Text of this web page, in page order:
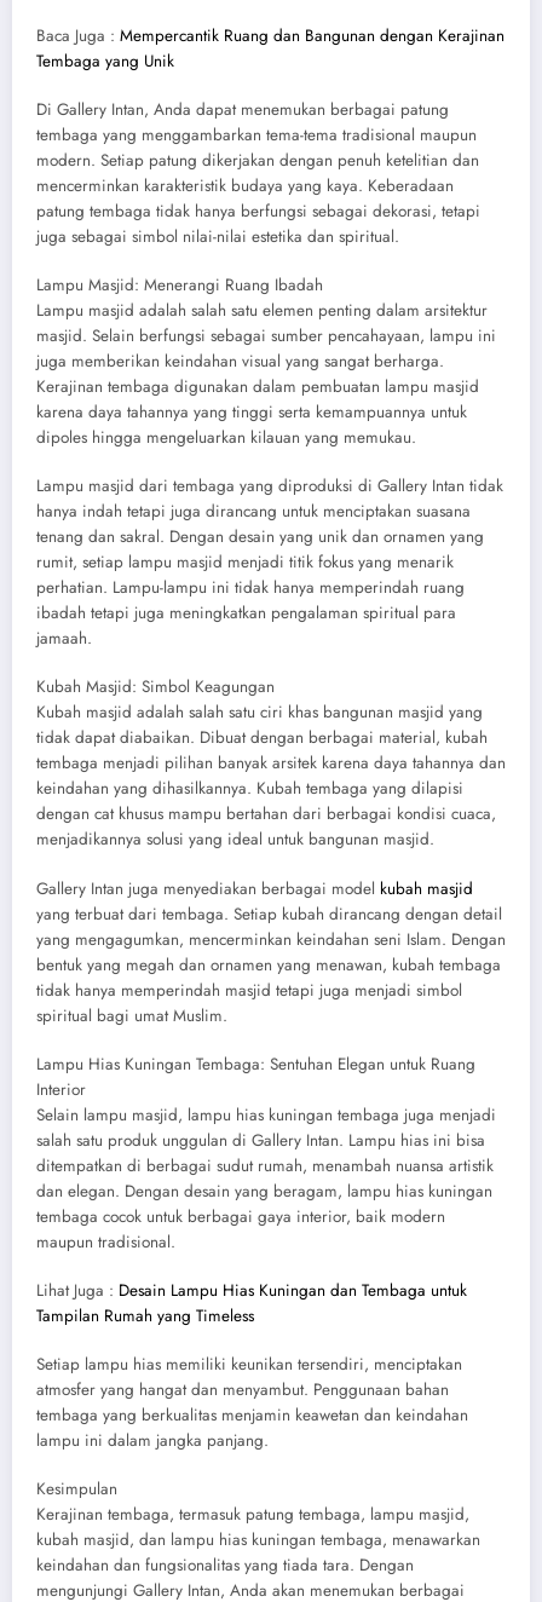
Baca Juga : Mempercantik Ruang dan Bangunan dengan Kerajinan
Tembaga yang Unik
Di Gallery Intan, Anda dapat menemukan berbagai patung
tembaga yang menggambarkan tema-tema tradisional maupun
modern. Setiap patung dikerjakan dengan penuh ketelitian dan
mencerminkan karakteristik budaya yang kaya. Keberadaan
patung tembaga tidak hanya berfungsi sebagai dekorasi, tetapi
juga sebagai simbol nilai-nilai estetika dan spiritual.
Lampu Masjid: Menerangi Ruang Ibadah
Lampu masjid adalah salah satu elemen penting dalam arsitektur
masjid. Selain berfungsi sebagai sumber pencahayaan, lampu ini
juga memberikan keindahan visual yang sangat berharga.
Kerajinan tembaga digunakan dalam pembuatan lampu masjid
karena daya tahannya yang tinggi serta kemampuannya untuk
dipoles hingga mengeluarkan kilauan yang memukau.
Lampu masjid dari tembaga yang diproduksi di Gallery Intan tidak
hanya indah tetapi juga dirancang untuk menciptakan suasana
tenang dan sakral. Dengan desain yang unik dan ornamen yang
rumit, setiap lampu masjid menjadi titik fokus yang menarik
perhatian. Lampu-lampu ini tidak hanya memperindah ruang
ibadah tetapi juga meningkatkan pengalaman spiritual para
jamaah.
Kubah Masjid: Simbol Keagungan
Kubah masjid adalah salah satu ciri khas bangunan masjid yang
tidak dapat diabaikan. Dibuat dengan berbagai material, kubah
tembaga menjadi pilihan banyak arsitek karena daya tahannya dan
keindahan yang dihasilkannya. Kubah tembaga yang dilapisi
dengan cat khusus mampu bertahan dari berbagai kondisi cuaca,
menjadikannya solusi yang ideal untuk bangunan masjid.
Gallery Intan juga menyediakan berbagai model kubah masjid
yang terbuat dari tembaga. Setiap kubah dirancang dengan detail
yang mengagumkan, mencerminkan keindahan seni Islam. Dengan
bentuk yang megah dan ornamen yang menawan, kubah tembaga
tidak hanya memperindah masjid tetapi juga menjadi simbol
spiritual bagi umat Muslim.
Lampu Hias Kuningan Tembaga: Sentuhan Elegan untuk Ruang
Interior
Selain lampu masjid, lampu hias kuningan tembaga juga menjadi
salah satu produk unggulan di Gallery Intan. Lampu hias ini bisa
ditempatkan di berbagai sudut rumah, menambah nuansa artistik
dan elegan. Dengan desain yang beragam, lampu hias kuningan
tembaga cocok untuk berbagai gaya interior, baik modern
maupun tradisional.
Lihat Juga : Desain Lampu Hias Kuningan dan Tembaga untuk
Tampilan Rumah yang Timeless
Setiap lampu hias memiliki keunikan tersendiri, menciptakan
atmosfer yang hangat dan menyambut. Penggunaan bahan
tembaga yang berkualitas menjamin keawetan dan keindahan
lampu ini dalam jangka panjang.
Kesimpulan
Kerajinan tembaga, termasuk patung tembaga, lampu masjid,
kubah masjid, dan lampu hias kuningan tembaga, menawarkan
keindahan dan fungsionalitas yang tiada tara. Dengan
mengunjungi Gallery Intan, Anda akan menemukan berbagai